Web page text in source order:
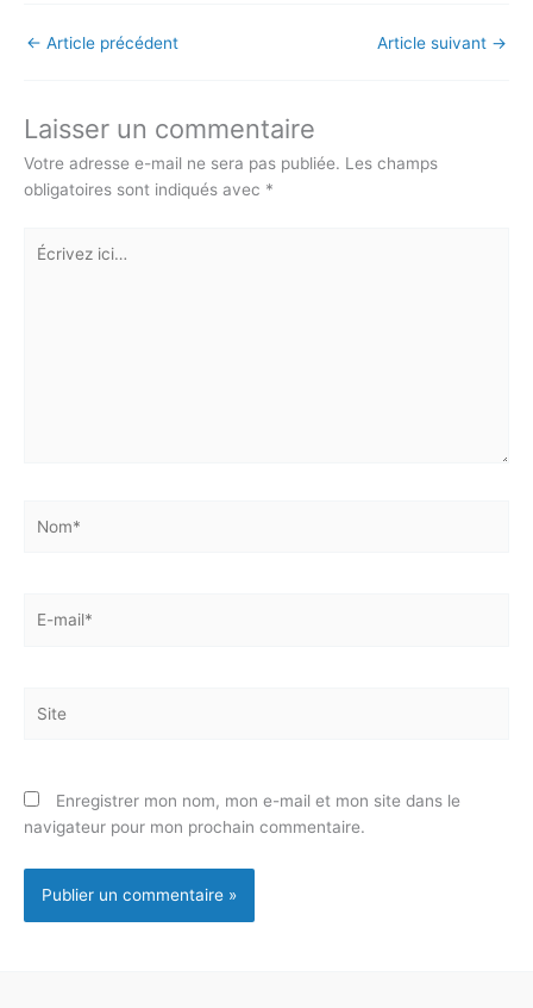
← Article précédent Article suivant →
Laisser un commentaire
Votre adresse e-mail ne sera pas publiée. Les champs
obligatoires sont indiqués avec *
Écrivez
ici…
mail*
Enregistrer mon nom, mon e-mail et mon site dans le
navigateur pour mon prochain commentaire.